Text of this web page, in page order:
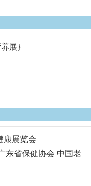
养展}
康展览会
东省保健协会 中国老